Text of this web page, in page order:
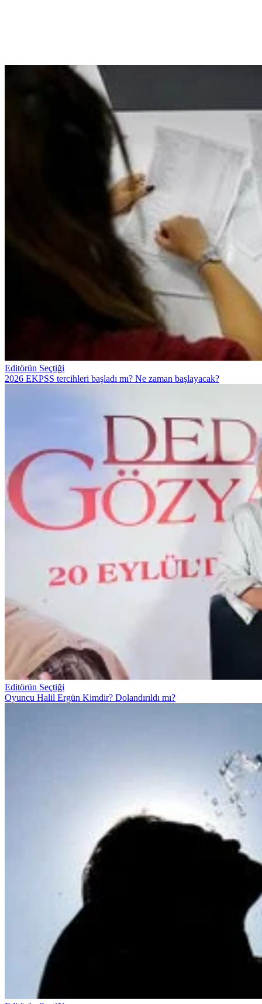
Editörün Seçtiği
2026 EKPSS tercihleri başladı mı? Ne zaman başlayacak?
Editörün Seçtiği
Oyuncu Halil Ergün Kimdir? Dolandırıldı mı?